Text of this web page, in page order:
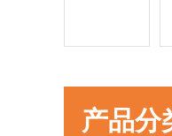
产品分